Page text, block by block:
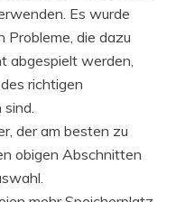
Es wurde
Probleme, die dazu
abgespielt werden,
richtigen
der am besten zu
obigen Abschnitten